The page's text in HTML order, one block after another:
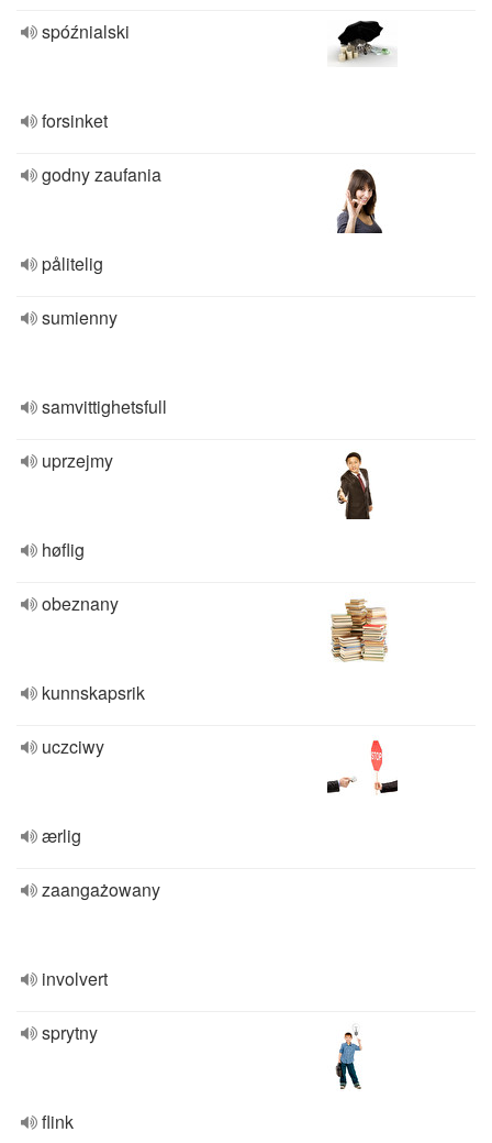
spóźnialski
forsinket
godny zaufania
pålitelig
sumienny
samvittighetsfull
uprzejmy
høflig
obeznany
kunnskapsrik
uczciwy
ærlig
zaangażowany
involvert
sprytny
flink